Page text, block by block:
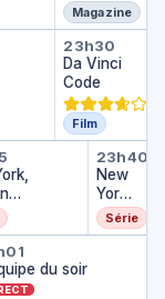
Magazine
Da
23h30
Da Vinci
Code
Film
criminelle
York, New
23h40
New
York,
secti
on
Série
de Rome
du soir
du soir